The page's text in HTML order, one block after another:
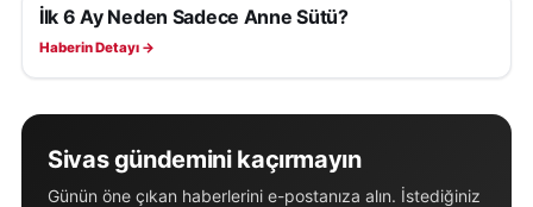
SAĞLIK
İlk 6 Ay Neden Sadece Anne Sütü?
Haberin Detayı →
Sivas gündemini kaçırmayın
Günün öne çıkan haberlerini e-postanıza alın. İstediğiniz